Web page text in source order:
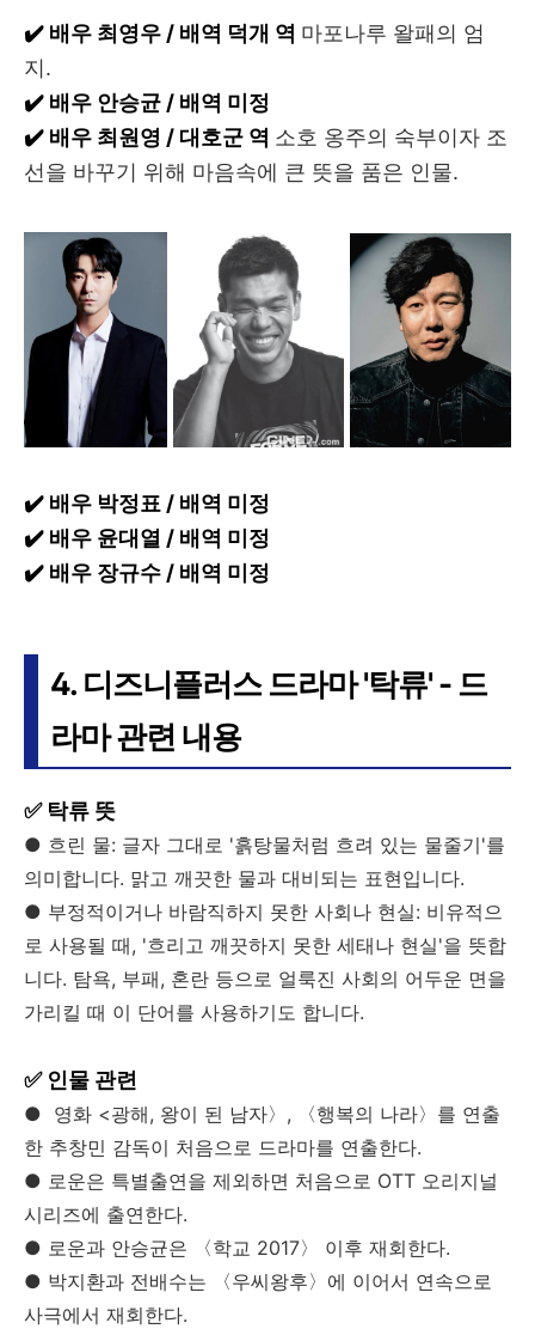
✔️ 배우 최영우 / 배역 덕개 역 마포나루 왈패의 엄
지.
✔️ 배우 안승균 / 배역 미정
✔️ 배우 최원영 / 대호군 역 소호 옹주의 숙부이자 조
선을 바꾸기 위해 마음속에 큰 뜻을 품은 인물.
✔️ 배우 박정표 / 배역 미정
✔️ 배우 윤대열 / 배역 미정
✔️ 배우 장규수 / 배역 미정
4. 디즈니플러스 드라마 '탁류' - 드
라마 관련 내용
✅ 탁류 뜻
● 흐린 물: 글자 그대로 '흙탕물처럼 흐려 있는 물줄기'를
의미합니다. 맑고 깨끗한 물과 대비되는 표현입니다.
● 부정적이거나 바람직하지 못한 사회나 현실: 비유적으
로 사용될 때, '흐리고 깨끗하지 못한 세태나 현실'을 뜻합
니다. 탐욕, 부패, 혼란 등으로 얼룩진 사회의 어두운 면을
가리킬 때 이 단어를 사용하기도 합니다.
✅ 인물 관련
● 영화 <광해, 왕이 된 남자〉, 〈행복의 나라〉를 연출
한 추창민 감독이 처음으로 드라마를 연출한다.
● 로운은 특별출연을 제외하면 처음으로 OTT 오리지널
시리즈에 출연한다.
● 로운과 안승균은 〈학교 2017〉 이후 재회한다.
● 박지환과 전배수는 〈우씨왕후〉에 이어서 연속으로
사극에서 재회한다.